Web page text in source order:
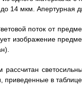
14 мкм. Апертурная
поток от
изображение
приведенные в таблице.